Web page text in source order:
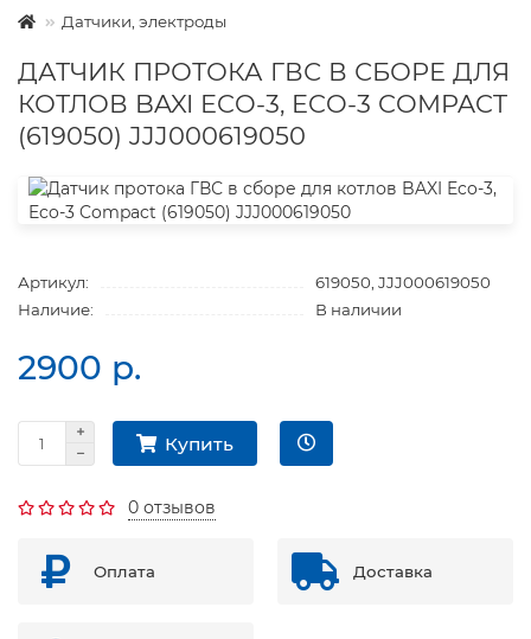
Датчики, электроды
ДАТЧИК ПРОТОКА ГВС В СБОРЕ ДЛЯ
КОТЛОВ BAXI ECO-3, ECO-3 COMPACT
(619050) JJJ000619050
Артикул:
619050, JJJ000619050
Наличие:
В наличии
2900 р.
Купить
0 отзывов
Оплата Доставка